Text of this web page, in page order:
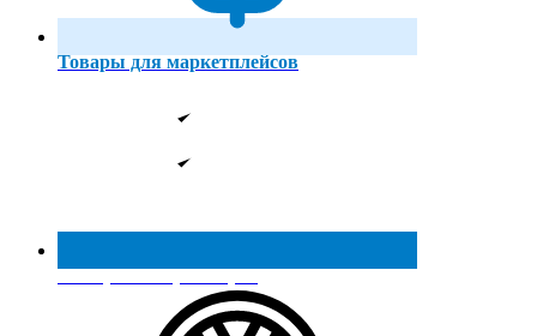
Товары для маркетплейсов
Реестр МинПромТорга